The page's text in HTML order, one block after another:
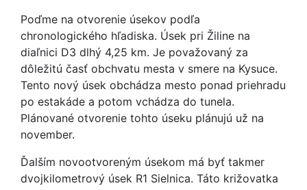
Poďme na otvorenie úsekov podľa
chronologického hľadiska. Úsek pri Žiline na
diaľnici D3 dlhý 4,25 km. Je považovaný za
dôležitú časť obchvatu mesta v smere na Kysuce.
Tento nový úsek obchádza mesto ponad priehradu
po estakáde a potom vchádza do tunela.
Plánované otvorenie tohto úseku plánujú už na
november.
Ďalším novootvoreným úsekom má byť takmer
dvojkilometrový úsek R1 Sielnica. Táto križovatka